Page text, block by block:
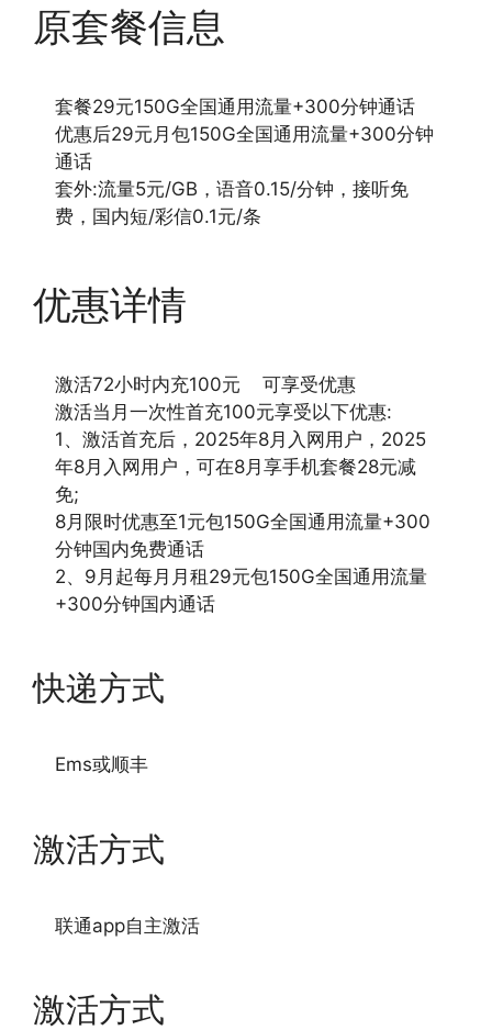
原套餐信息
套餐29元150G全国通用流量+300分钟通话
优惠后29元月包150G全国通用流量+300分钟
通话
套外:流量5元/GB，语音0.15/分钟，接听免
费，国内短/彩信0.1元/条
优惠详情
激活72小时内充100元 可享受优惠
激活当月一次性首充100元享受以下优惠:
1、激活首充后，2025年8月入网用户，2025
年8月入网用户，可在8月享手机套餐28元减
免;
8月限时优惠至1元包150G全国通用流量+300
分钟国内免费通话
2、9月起每月月租29元包150G全国通用流量
+300分钟国内通话
快递方式
Ems或顺丰
激活方式
联通app自主激活
激活方式